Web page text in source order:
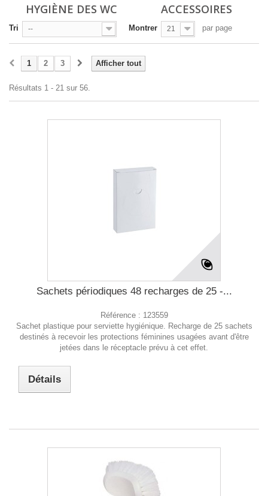
HYGIÈNE DES WC ACCESSOIRES
Tri -- Montrer 21 par page
Afficher tout
1 2 3
Résultats 1 - 21 sur 56.
Sachets périodiques 48 recharges de 25 -...
Référence : 123559
Sachet plastique pour serviette hygiénique. Recharge de 25 sachets
destinés à recevoir les protections féminines usagées avant d'être
jetées dans le réceptacle prévu à cet effet.
Détails